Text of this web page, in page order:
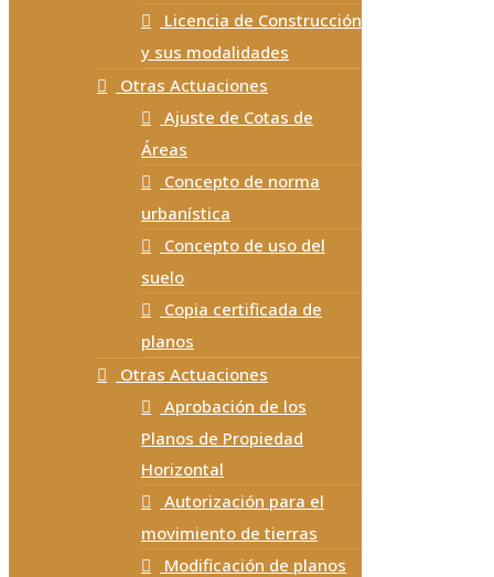
Licencia de Construcción
y sus modalidades
Otras Actuaciones
Ajuste de Cotas de
Áreas
Concepto de norma
urbanística
Concepto de uso del
suelo
Copia certificada de
planos
Otras Actuaciones
Aprobación de los
Planos de Propiedad
Horizontal
Autorización para el
movimiento de tierras
Modificación de planos